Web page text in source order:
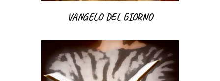
VANGELO DEL GIORNO